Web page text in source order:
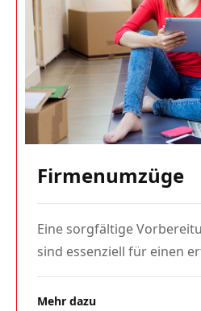
Firmenumzüge
Eine sorgfältige
sind essenziell für einen
Mehr dazu